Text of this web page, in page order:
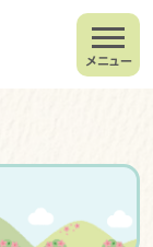
メニュー